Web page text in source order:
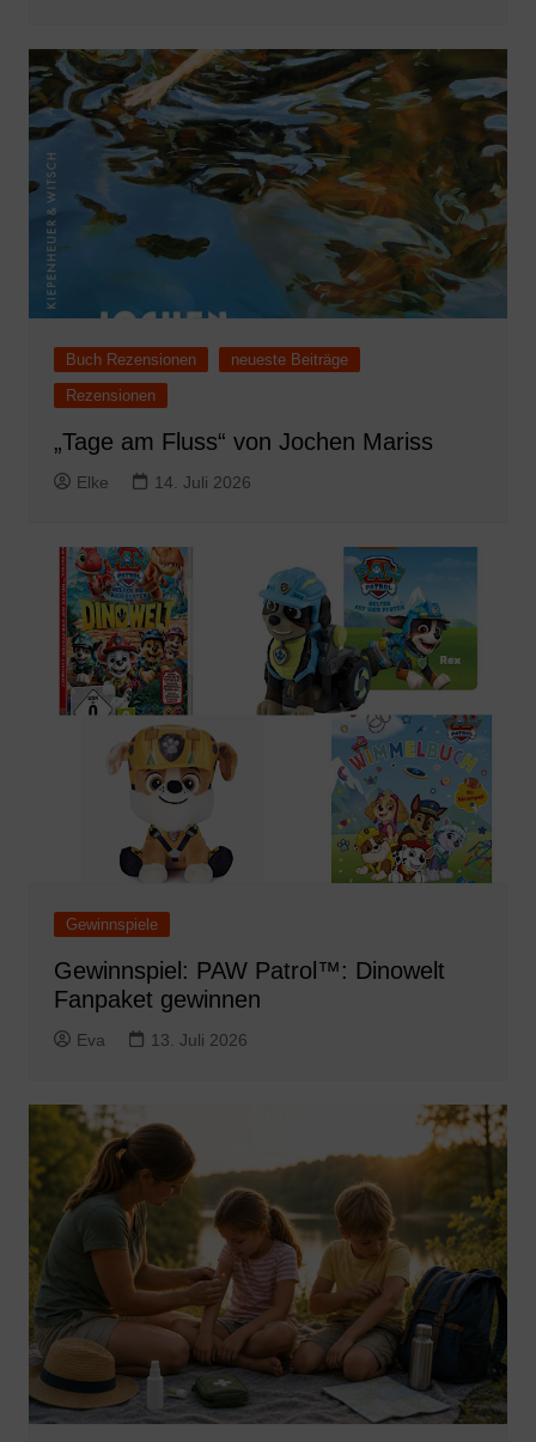
Buch Rezensionen
neueste Beiträge
Rezensionen
„Tage am Fluss“ von Jochen Mariss
Elke 14. Juli 2026
Gewinnspiele
Gewinnspiel: PAW Patrol™: Dinowelt
Fanpaket gewinnen
Eva 13. Juli 2026